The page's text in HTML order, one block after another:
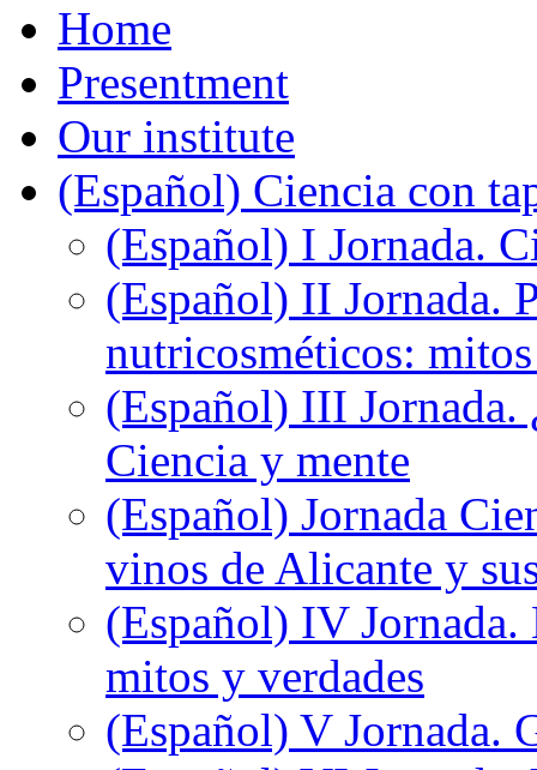
Home
Presentment
Our institute
(Español) Ciencia con
(Español) I Jornada.
(Español) II Jornada.
nutricosméticos:
(Español) III Jornada.
Ciencia y mente
(Español) Jornada
vinos de Alicante y
(Español) IV
mitos y verdades
(Español) V Jornada.